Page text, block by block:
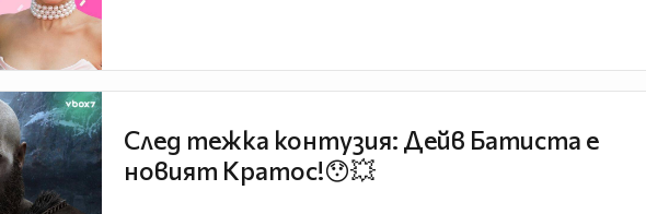
След тежка контузия: Дейв Батиста е
новият Кратос!😯💥